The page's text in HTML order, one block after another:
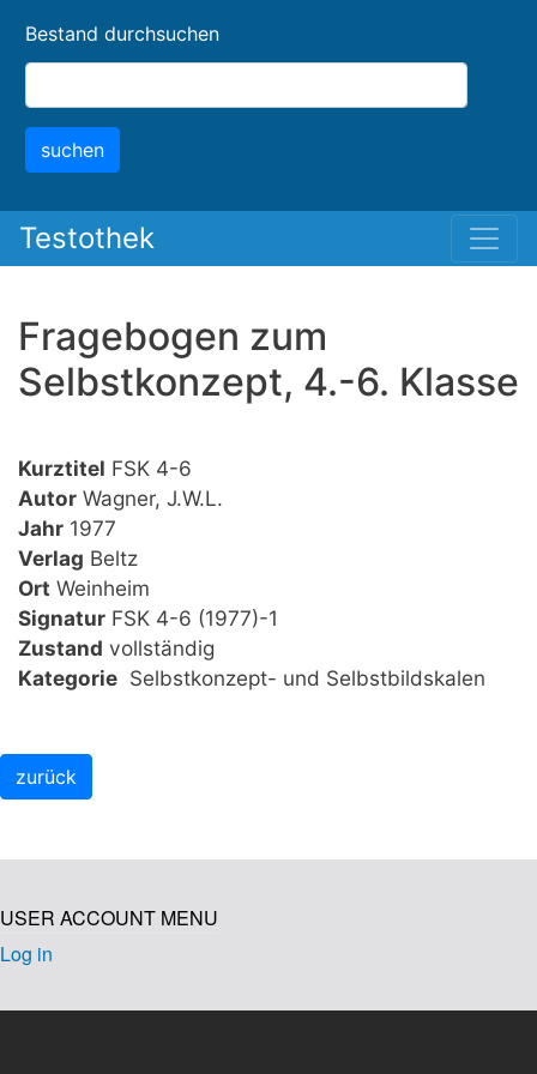
content
Bestand durchsuchen
suchen
Testothek
Fragebogen zum
Selbstkonzept, 4.-6. Klasse
Kurztitel FSK 4-6
Autor Wagner, J.W.L.
Jahr 1977
Verlag Beltz
Ort Weinheim
Signatur FSK 4-6 (1977)-1
Zustand vollständig
Kategorie Selbstkonzept- und Selbstbildskalen
USER ACCOUNT MENU
Log in